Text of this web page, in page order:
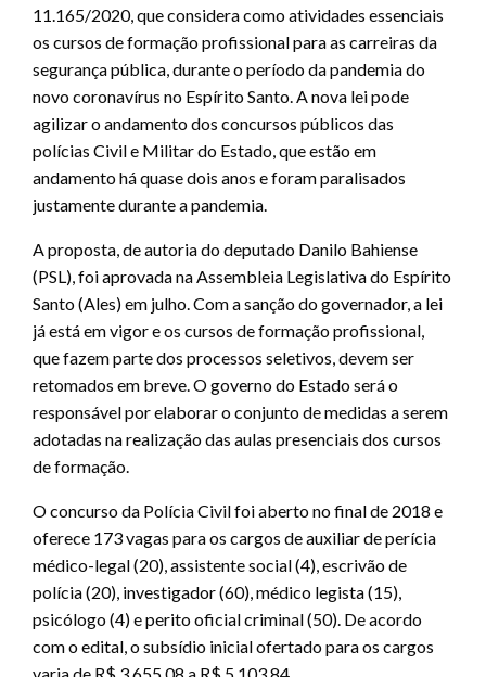
11.165/2020, que considera como atividades essenciais
os cursos de formação profissional para as carreiras da
segurança pública, durante o período da pandemia do
novo coronavírus no Espírito Santo. A nova lei pode
agilizar o andamento dos concursos públicos das
polícias Civil e Militar do Estado, que estão em
andamento há quase dois anos e foram paralisados
justamente durante a pandemia.
A proposta, de autoria do deputado Danilo Bahiense
(PSL), foi aprovada na Assembleia Legislativa do Espírito
Santo (Ales) em julho. Com a sanção do governador, a lei
já está em vigor e os cursos de formação profissional,
que fazem parte dos processos seletivos, devem ser
retomados em breve. O governo do Estado será o
responsável por elaborar o conjunto de medidas a serem
adotadas na realização das aulas presenciais dos cursos
de formação.
O concurso da Polícia Civil foi aberto no final de 2018 e
oferece 173 vagas para os cargos de auxiliar de perícia
médico-legal (20), assistente social (4), escrivão de
polícia (20), investigador (60), médico legista (15),
psicólogo (4) e perito oficial criminal (50). De acordo
com o edital, o subsídio inicial ofertado para os cargos